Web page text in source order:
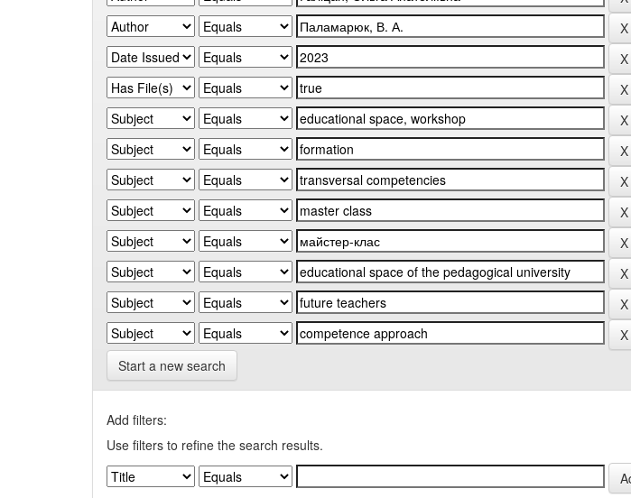
Start a new search
Add filters:
Use filters to refine the search results.